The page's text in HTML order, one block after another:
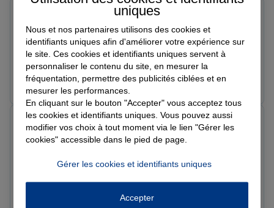
à partager autour de moi.
Le 23/03/2026 - Agence MAZAMET
Très bonne agence !
Prendre un RDV Voir l'agence
Note de 4 sur 5
Le 04/03/2026 - Agence MAZAMET
Mais bon j ai quand même reçu mon devis
Stéphane V.
Prendre un RDV
uniques
Nous et nos partenaires utilisons des cookies et
identifiants uniques afin d'améliorer votre expérience sur
le site. Ces cookies et identifiants uniques servent à
personnaliser le contenu du site, en mesurer la
fréquentation, permettre des publicités ciblées et en
mesurer les performances.
En cliquant sur le bouton "Accepter" vous acceptez tous
les cookies et identifiants uniques. Vous pouvez aussi
modifier vos choix à tout moment via le lien "Gérer les
cookies" accessible dans le pied de page.
Gérer les cookies et identifiants uniques
Accepter